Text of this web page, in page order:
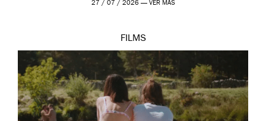
27 / 07 / 2026 — VER MÁS
FILMS